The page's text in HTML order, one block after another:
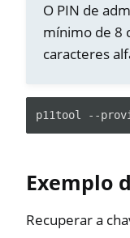
O PIN de
mínimo de 8
caracteres
p11tool --
Exemplo
Recuperar a